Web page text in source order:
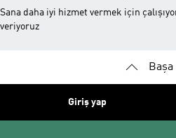
Sana daha iyi hizmet vermek için
veriyoruz
Başa
Giriş yap